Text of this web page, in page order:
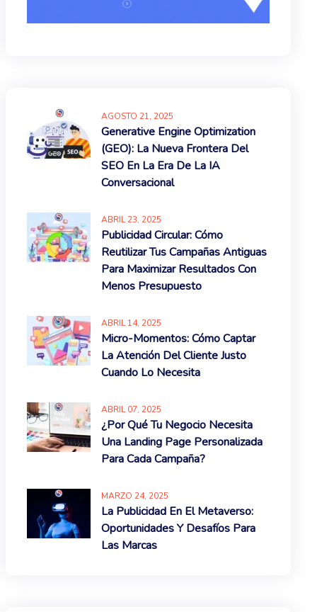
AGOSTO 21, 2025
Generative Engine Optimization
(GEO): La Nueva Frontera Del
SEO En La Era De La IA
Conversacional
ABRIL23, 2025
Publicidad Circular: Cómo
Reutilizar Tus Campañas Antiguas
Para Maximizar Resultados Con
Menos Presupuesto
ABRIL14, 2025
Micro-Momentos: Cómo Captar
La Atención Del Cliente Justo
Cuando Lo Necesita
ABRIL07, 2025
¿Por Qué Tu Negocio Necesita
Una Landing Page Personalizada
Para Cada Campaña?
MARZO 24, 2025
La Publicidad En El Metaverso:
Oportunidades Y Desafíos Para
Las Marcas